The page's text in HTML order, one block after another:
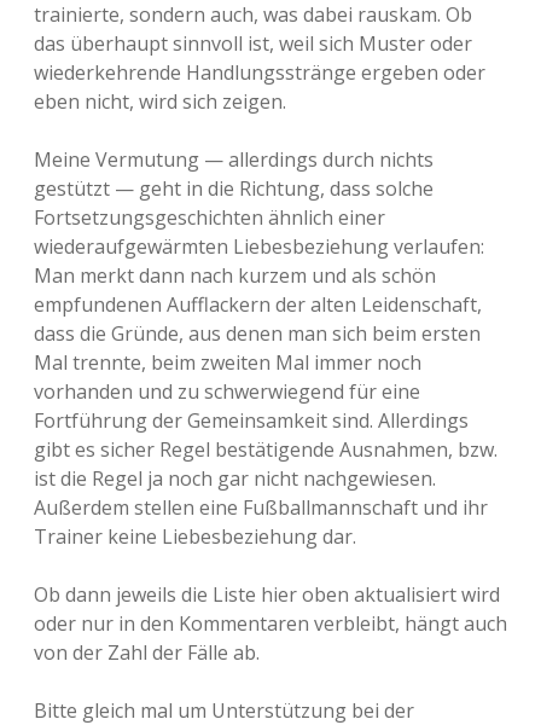
trainierte, sondern auch, was dabei rauskam. Ob
das überhaupt sinnvoll ist, weil sich Muster oder
wiederkehrende Handlungsstränge ergeben oder
eben nicht, wird sich zeigen.
Meine Vermutung — allerdings durch nichts
gestützt — geht in die Richtung, dass solche
Fortsetzungsgeschichten ähnlich einer
wiederaufgewärmten Liebesbeziehung verlaufen:
Man merkt dann nach kurzem und als schön
empfundenen Aufflackern der alten Leidenschaft,
dass die Gründe, aus denen man sich beim ersten
Mal trennte, beim zweiten Mal immer noch
vorhanden und zu schwerwiegend für eine
Fortführung der Gemeinsamkeit sind. Allerdings
gibt es sicher Regel bestätigende Ausnahmen, bzw.
ist die Regel ja noch gar nicht nachgewiesen.
Außerdem stellen eine Fußballmannschaft und ihr
Trainer keine Liebesbeziehung dar.
Ob dann jeweils die Liste hier oben aktualisiert wird
oder nur in den Kommentaren verbleibt, hängt auch
von der Zahl der Fälle ab.
Bitte gleich mal um Unterstützung bei der